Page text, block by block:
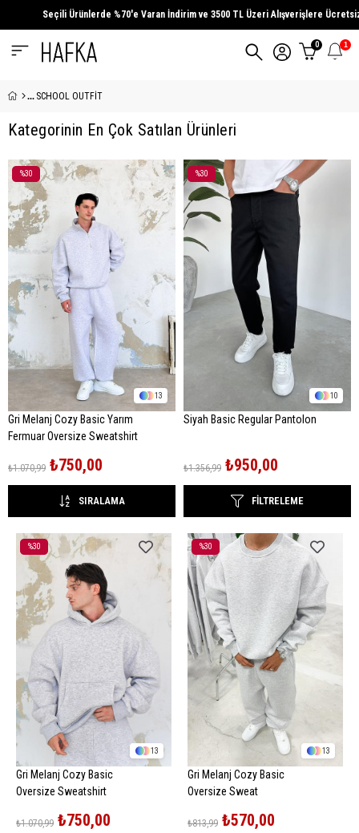
%70'e Varan İndirimve3500 TL ÜzeriAlışverişlere Ücretsiz Kargo Fırsatını
0 1
SCHOOL OUTFİT
Kategorinin En Çok Satılan Ürünleri
13
%30
İndirim
%30
İndirim
Gri Melanj Cozy Basic Yarım
Fermuar Oversize Sweatshirt
₺750,00
₺1.070,99
10
%30
İndirim
İndirim
Siyah Basic Regular Pantolon
₺950,00
₺1.356,99
FILTRELEME
SIRALAMA
13
%30
İndirim
%30İndirim
Gri Melanj Cozy Basic
Oversize Sweatshirt
₺750,00
₺1.070,99
13
%30
İndirim
%30İndirim
Gri Melanj Cozy Basic
Oversize Sweat
₺570,00
₺813,99